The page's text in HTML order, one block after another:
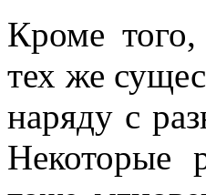
Кроме
тех же
наряду с
Некоторые